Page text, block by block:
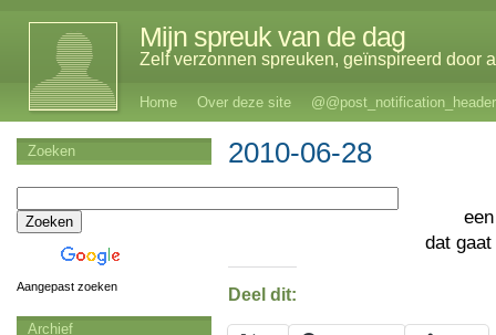
Mijn spreuk van de dag
Zelf verzonnen spreuken, geïnspireerd door
Home Over deze site @@post_notification_header
2010-06-28
dat
Deel dit:
Zoeken
Aangepast zoeken
Archief